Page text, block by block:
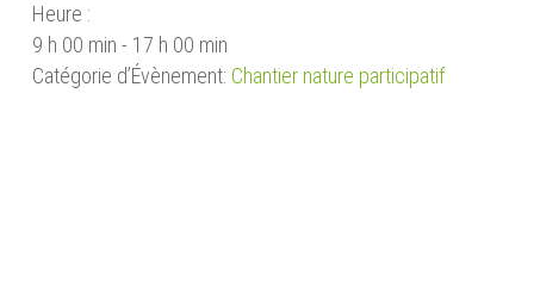
Heure :
9 h 00 min - 17 h 00 min
Catégorie d’Évènement: Chantier nature participatif